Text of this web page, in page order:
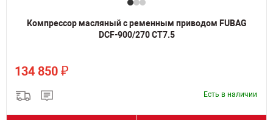
Компрессор масляный с ременным приводом FUBAG
DCF-900/270 CT7.5
134 850 ₽
Есть в наличии